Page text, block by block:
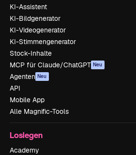
KI-Assistent
KI-Bildgenerator
KI-Videogenerator
KI-Stimmengenerator
Stock-Inhalte
MCP für Claude/ChatGPT Neu
Agenten Neu
API
Mobile App
Alle Magnific-Tools
Loslegen
Academy